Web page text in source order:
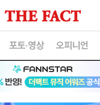
포토·영상 오피니언